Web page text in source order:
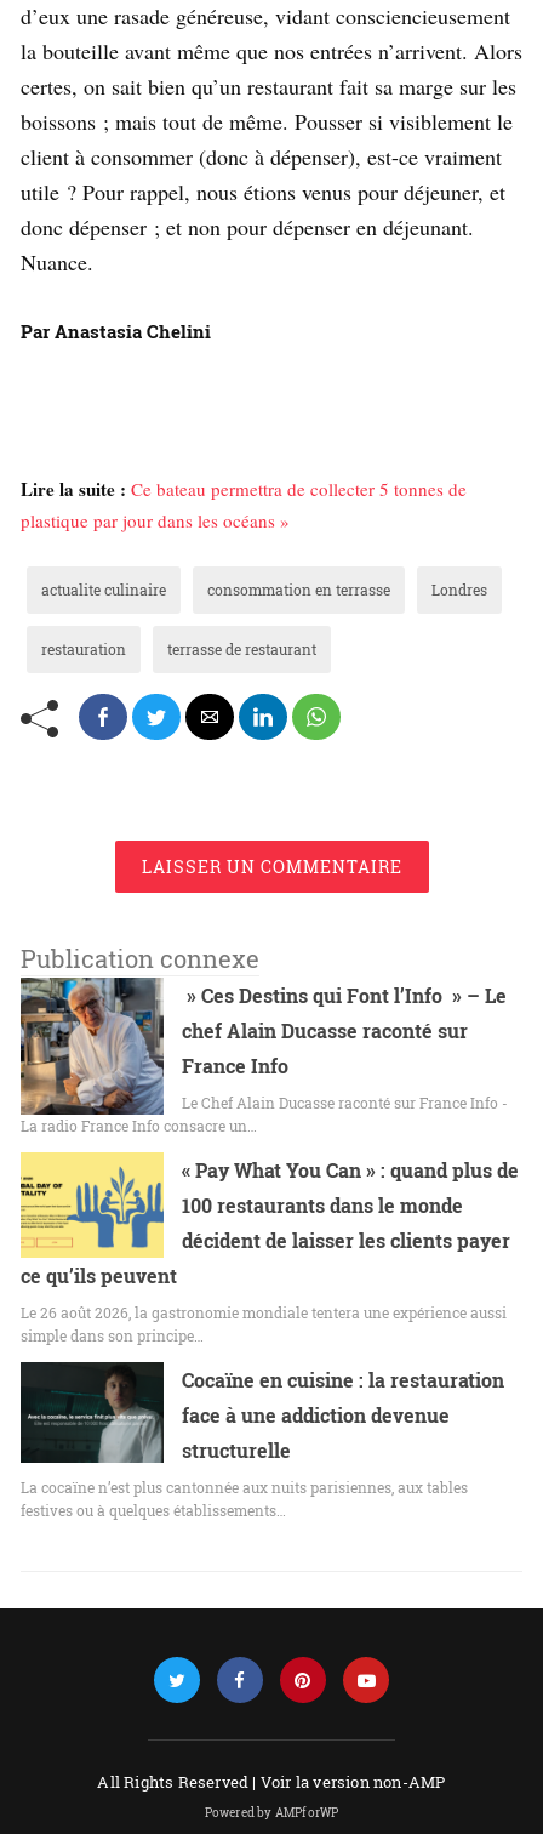
d’eux une rasade généreuse, vidant consciencieusement
la bouteille avant même que nos entrées n’arrivent. Alors
certes, on sait bien qu’un restaurant fait sa marge sur les
boissons ; mais tout de même. Pousser si visiblement le
client à consommer (donc à dépenser), est-ce vraiment
utile ? Pour rappel, nous étions venus pour déjeuner, et
donc dépenser ; et non pour dépenser en déjeunant.
Nuance.
Par Anastasia Chelini
Lire la suite : Ce bateau permettra de collecter 5 tonnes de
plastique par jour dans les océans »
actualite culinaire consommation en terrasse Londres
restauration terrasse de restaurant
LAISSER UN COMMENTAIRE
Publication connexe
» Ces Destins qui Font l’Info » – Le
chef Alain Ducasse raconté sur
France Info
Le Chef Alain Ducasse raconté sur France Info -
La radio France Info consacre un…
« Pay What You Can » : quand plus de
100 restaurants dans le monde
décident de laisser les clients payer
ce qu’ils peuvent
Le 26 août 2026, la gastronomie mondiale tentera une expérience aussi
simple dans son principe…
Cocaïne en cuisine : la restauration
face à une addiction devenue
structurelle
La cocaïne n’est plus cantonnée aux nuits parisiennes, aux tables
festives ou à quelques établissements…
All Rights Reserved | Voir la version non-AMP
Powered by AMPforWP